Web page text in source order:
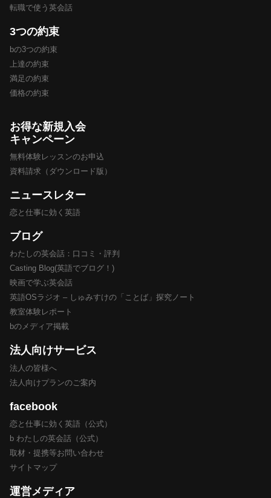
転職で使う英会話
3つの約束
bの3つの約束
上達の約束
満足の約束
価格の約束
お得な新規入会
キャンペーン
無料体験レッスンのお申込
資料請求（ダウンロード版）
ニュースレター
恋と仕事に効く英語
ブログ
わたしの英会話：口コミ・評判
Casting Blog(英語でブログ！)
映画で学ぶ英会話
英語OSラジオ – しゅみすけの「ことば」探究ノート
教室体験レポート
bのメディア掲載
法人向けサービス
法人の皆様へ
法人向けプランのご案内
facebook
恋と仕事に効く英語（公式）
b わたしの英会話（公式）
取材・提携等お問い合わせ
サイトマップ
運営メディア